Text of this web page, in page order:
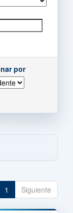
por
1 Siguiente